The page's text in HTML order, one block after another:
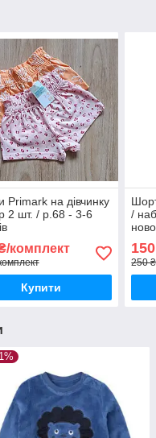
Primark на дівчинку
2 шт. / р.68 - 3-6
комплект
Купити
/
150
250